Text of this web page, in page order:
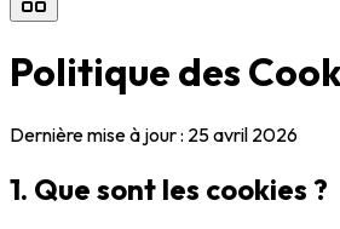
Politique des
Dernière mise à jour : 25 avril 2026
1. Que sont les cookies ?